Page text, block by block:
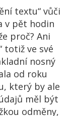
textu“ vůči
v pět hodin
proč? Ani
totiž ve své
nosný
od roku
který by ale
měl být
odměny,